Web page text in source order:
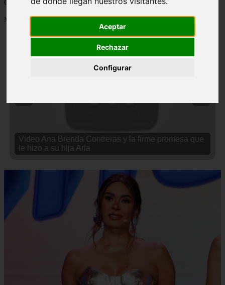
Aceptar
Rechazar
Configurar
Cosas curiosas, curiosidades, noticias impactantes y mucho mas
Mostrando 1 - 24 de 2834 artículos
Video Ana Brenda Contreras y la firme promesa que
le hizo a su hija Aria